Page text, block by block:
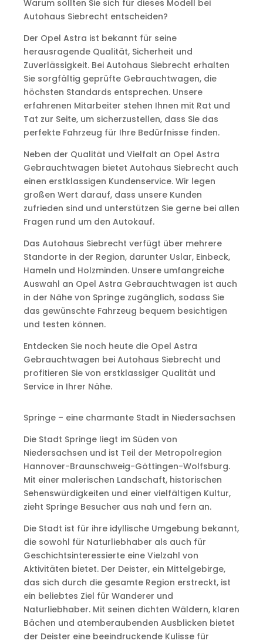
Warum sollten Sie sich für dieses Modell bei
Autohaus Siebrecht entscheiden?
Der Opel Astra ist bekannt für seine
herausragende Qualität, Sicherheit und
Zuverlässigkeit. Bei Autohaus Siebrecht erhalten
Sie sorgfältig geprüfte Gebrauchtwagen, die
höchsten Standards entsprechen. Unsere
erfahrenen Mitarbeiter stehen Ihnen mit Rat und
Tat zur Seite, um sicherzustellen, dass Sie das
perfekte Fahrzeug für Ihre Bedürfnisse finden.
Neben der Qualität und Vielfalt an Opel Astra
Gebrauchtwagen bietet Autohaus Siebrecht auch
einen erstklassigen Kundenservice. Wir legen
großen Wert darauf, dass unsere Kunden
zufrieden sind und unterstützen Sie gerne bei allen
Fragen rund um den Autokauf.
Das Autohaus Siebrecht verfügt über mehrere
Standorte in der Region, darunter Uslar, Einbeck,
Hameln und Holzminden. Unsere umfangreiche
Auswahl an Opel Astra Gebrauchtwagen ist auch
in der Nähe von Springe zugänglich, sodass Sie
das gewünschte Fahrzeug bequem besichtigen
und testen können.
Entdecken Sie noch heute die Opel Astra
Gebrauchtwagen bei Autohaus Siebrecht und
profitieren Sie von erstklassiger Qualität und
Service in Ihrer Nähe.
Springe – eine charmante Stadt in Niedersachsen
Die Stadt Springe liegt im Süden von
Niedersachsen und ist Teil der Metropolregion
Hannover-Braunschweig-Göttingen-Wolfsburg.
Mit einer malerischen Landschaft, historischen
Sehenswürdigkeiten und einer vielfältigen Kultur,
zieht Springe Besucher aus nah und fern an.
Die Stadt ist für ihre idyllische Umgebung bekannt,
die sowohl für Naturliebhaber als auch für
Geschichtsinteressierte eine Vielzahl von
Aktivitäten bietet. Der Deister, ein Mittelgebirge,
das sich durch die gesamte Region erstreckt, ist
ein beliebtes Ziel für Wanderer und
Naturliebhaber. Mit seinen dichten Wäldern, klaren
Bächen und atemberaubenden Ausblicken bietet
der Deister eine beeindruckende Kulisse für